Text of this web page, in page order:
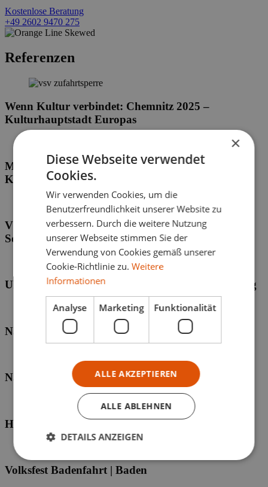
Kostenlose Beratung
+49 2602 9470 275
Referenzen
Wenn Kultur verbindet: Chemnitz 2025 –
Kulturhauptstadt Europas
Mit Sicherheit gut besucht: VSV beim Kölner
Karneval im Einsatz
VSV Durchfahrtssperren beim Koblenzer
Sommerfest 2024
UEFA Euro 2024 | Berlin, Frankfurt, Köln, Leipzig
National Football League NFL | Frankfurt
Nature One | Kastellaun
Hochheimer Markt | Hochheim
Volksfest Badenfahrt | Baden
×
Diese Webseite verwendet
Cookies.
Wir verwenden Cookies, um die
Benutzerfreundlichkeit unserer Website zu
verbessern. Durch die weitere Nutzung
unserer Webseite stimmen Sie der
Verwendung von Cookies gemäß unserer
Cookie-Richtlinie zu.Weitere
Informationen
Analyse Marketing Funktionalität
ALLE AKZEPTIEREN
ALLE ABLEHNEN
DETAILS ANZEIGEN